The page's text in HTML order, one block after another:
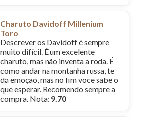
Charuto Davidoff Millenium
Toro
Descrever os Davidoff é sempre
muito difícil. É um excelente
charuto, mas não inventa a roda. É
como andar na montanha russa, te
dá emoção, mas no fim você sabe o
que esperar. Recomendo sempre a
compra. Nota: 9.70